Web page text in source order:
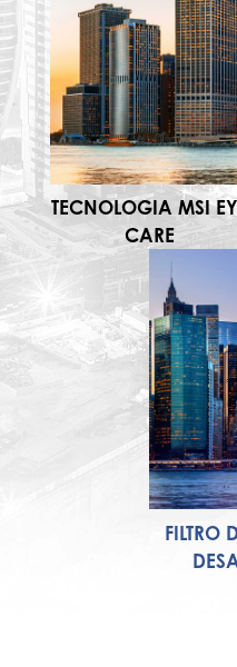
TECNOLOGIA MSI
CARE
FILTRO